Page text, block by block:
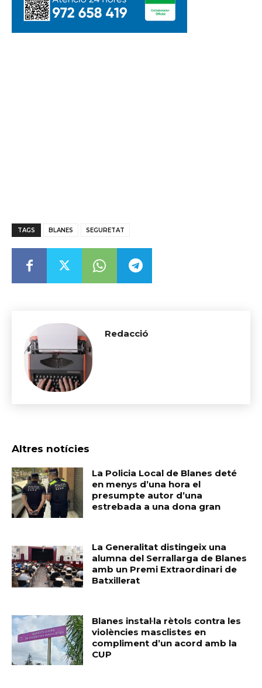
TAGS BLANES SEGURETAT
Redacció
Altres notícies
La Policia Local de Blanes deté
en menys d’una hora el
presumpte autor d’una
estrebada a una dona gran
La Generalitat distingeix una
alumna del Serrallarga de Blanes
amb un Premi Extraordinari de
Batxillerat
Blanes instal·la rètols contra les
violències masclistes en
compliment d’un acord amb la
CUP